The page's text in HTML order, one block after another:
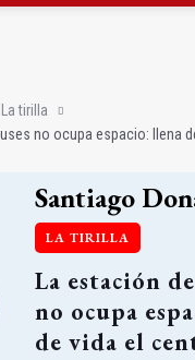
La tirilla
no ocupa espacio: llena
Santiago
LA TIRILLA
La estación
no ocupa
de vida el